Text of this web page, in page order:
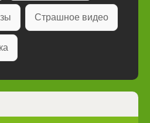
Страшное видео